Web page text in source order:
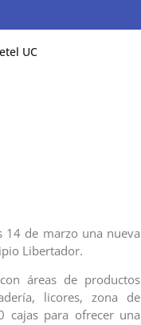
UC
14 de marzo una nueva
Libertador.
áreas de productos
licores, zona de
cajas para ofrecer una